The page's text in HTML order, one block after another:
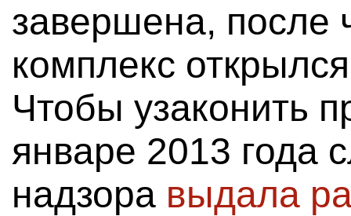
завершена, после
комплекс
Чтобы узаконить
январе 2013 года
надзора выдала